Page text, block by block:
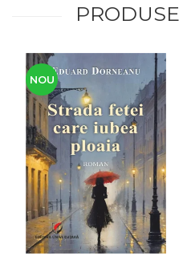
NOU